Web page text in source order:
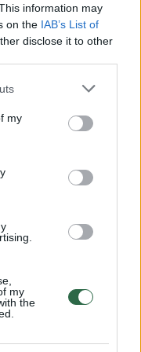
information may
on the IAB’s List of
disclose it to other
my
my
the
r.: dviejų moterų ir
įsitvirtinti
00:00:59
aplinkkelis: